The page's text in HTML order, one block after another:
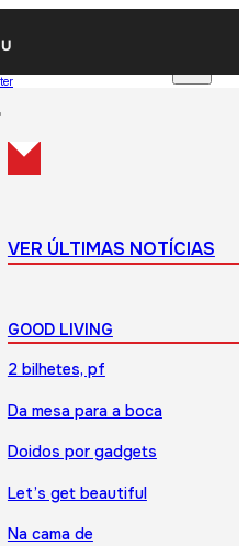
VER ÚLTIMAS NOTÍCIAS
GOOD LIVING
2 bilhetes, pf
Da mesa para a boca
Doidos por gadgets
Let’s get beautiful
Na cama de